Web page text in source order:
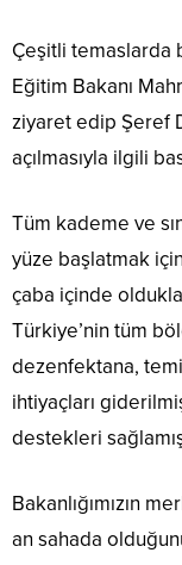
Çeşitli temaslarda
Eğitim Bakanı
ziyaret edip Şeref
açılmasıyla ilgili
Tüm kademe ve
yüze başlatmak
çaba içinde
Türkiye’nin tüm
dezenfektana,
ihtiyaçları
destekleri
Bakanlığımızın
an sahada